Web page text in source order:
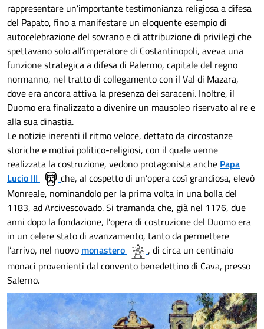
rappresentare un’importante testimonianza religiosa a difesa
del Papato, fino a manifestare un eloquente esempio di
autocelebrazione del sovrano e di attribuzione di privilegi che
spettavano solo all’imperatore di Costantinopoli, aveva una
funzione strategica a difesa di Palermo, capitale del regno
normanno, nel tratto di collegamento con il Val di Mazara,
dove era ancora attiva la presenza dei saraceni. Inoltre, il
Duomo era finalizzato a divenire un mausoleo riservato al re e
alla sua dinastia.
Le notizie inerenti il ritmo veloce, dettato da circostanze
storiche e motivi politico-religiosi, con il quale venne
realizzata la costruzione, vedono protagonista anche Papa
Lucio III
che, al cospetto di un’opera così grandiosa, elevò
Monreale, nominandolo per la prima volta in una bolla del
1183, ad Arcivescovado. Si tramanda che, già nel 1176, due
anni dopo la fondazione, l’opera di costruzione del Duomo era
in un celere stato di avanzamento, tanto da permettere
l’arrivo, nel nuovo monastero
, di circa un centinaio
monaci provenienti dal convento benedettino di Cava, presso
Salerno.